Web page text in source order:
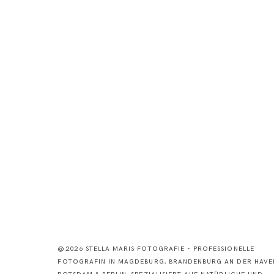
@2026 STELLA MARIS FOTOGRAFIE - PROFESSIONELLE
FOTOGRAFIN IN MAGDEBURG, BRANDENBURG AN DER